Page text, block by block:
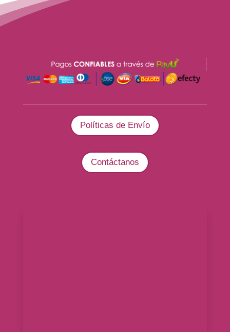
Políticas de Envío
Contáctanos